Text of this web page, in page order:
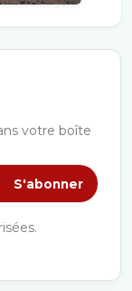
votre boîte
S'abonner